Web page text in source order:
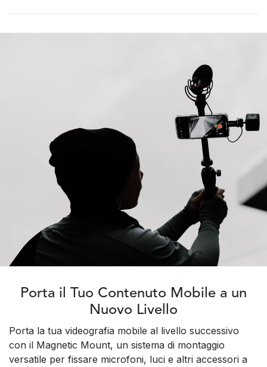
Porta il Tuo Contenuto Mobile a un
Nuovo Livello
Porta la tua videografia mobile al livello successivo
con il Magnetic Mount, un sistema di montaggio
versatile per fissare microfoni, luci e altri accessori a